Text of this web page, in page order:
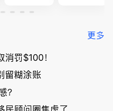
底；做顿饭
单；房市崩
盘前兆？加
国租赁市场
恐迎暴跌危
夫妻住进殡
更多
罚$100！
留糊涂账
？